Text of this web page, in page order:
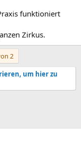
funktioniert
Zirkus.
2
um hier zu